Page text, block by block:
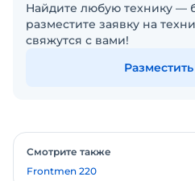
Найдите любую технику —
разместите заявку на
свяжутся с вами!
Смотрите также
Frontmen 220